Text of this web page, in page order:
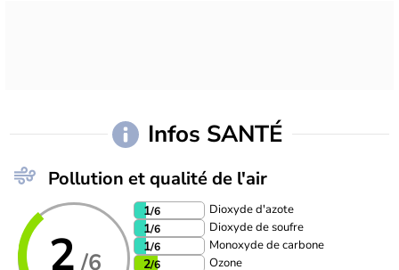
Infos SANTÉ
Pollution et qualité de l'air
2 /6
1/6 Dioxyde d'azote
1/6 Dioxyde de soufre
1/6 Monoxyde de carbone
2/6 Ozone